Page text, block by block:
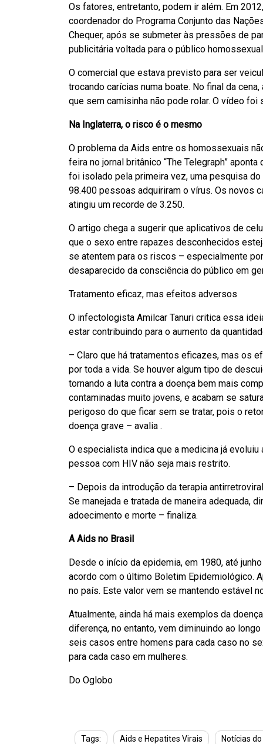
Os fatores, entretanto, podem ir além. Em
coordenador do Programa Conjunto das
Chequer, após se submeter às pressões de
publicitária voltada para o público
O comercial que estava previsto para ser
trocando carícias numa boate. No final da
que sem camisinha não pode rolar. O vídeo
Na Inglaterra, o risco é o mesmo
O problema da Aids entre os homossexuais
feira no jornal britânico “The Telegraph”
foi isolado pela primeira vez, uma pesquisa
98.400 pessoas adquiriram o vírus. Os novos
atingiu um recorde de 3.250.
O artigo chega a sugerir que aplicativos de
que o sexo entre rapazes desconhecidos
se atentem para os riscos – especialmente
desaparecido da consciência do público em
Tratamento eficaz, mas efeitos adversos
O infectologista Amilcar Tanuri critica essa
estar contribuindo para o aumento da
– Claro que há tratamentos eficazes, mas os
por toda a vida. Se houver algum tipo de
tornando a luta contra a doença bem mais
contaminadas muito jovens, e acabam se
perigoso do que ficar sem se tratar, pois o
doença grave – avalia .
O especialista indica que a medicina já
pessoa com HIV não seja mais restrito.
– Depois da introdução da terapia
Se manejada e tratada de maneira adequada,
adoecimento e morte – finaliza.
A Aids no Brasil
Desde o início da epidemia, em 1980, até
acordo com o último Boletim Epidemiológico.
no país. Este valor vem se mantendo estável
Atualmente, ainda há mais exemplos da
diferença, no entanto, vem diminuindo ao
seis casos entre homens para cada caso no
para cada caso em mulheres.
Do Oglobo
Tags: Aids e Hepatites Virais Notícias do